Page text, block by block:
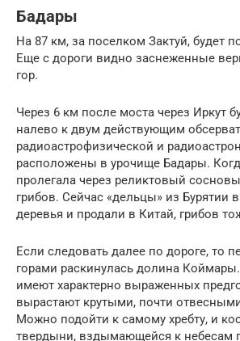
Бадары
На 87 км, за поселком Зактуй, будет
Еще с дороги видно заснеженные
гор.
Через 6 км после моста через Иркут
налево к двум действующим
радиоастрофизической и
расположены в урочище Бадары.
пролегала через реликтовый
грибов. Сейчас «дельцы» из Бурятии
деревья и продали в Китай, грибов
Если следовать далее по дороге, то
горами раскинулась долина
имеют характерно выраженных
вырастают крутыми, почти
Можно подойти к самому хребту, и
твердыни, вздымающейся к небесам